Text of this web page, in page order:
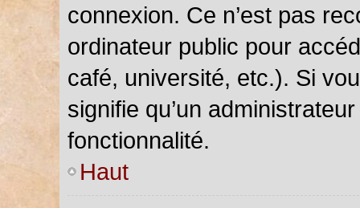
connexion. Ce n’est pas
ordinateur public pour
café, université, etc.). Si
signifie qu’un
fonctionnalité.
Haut